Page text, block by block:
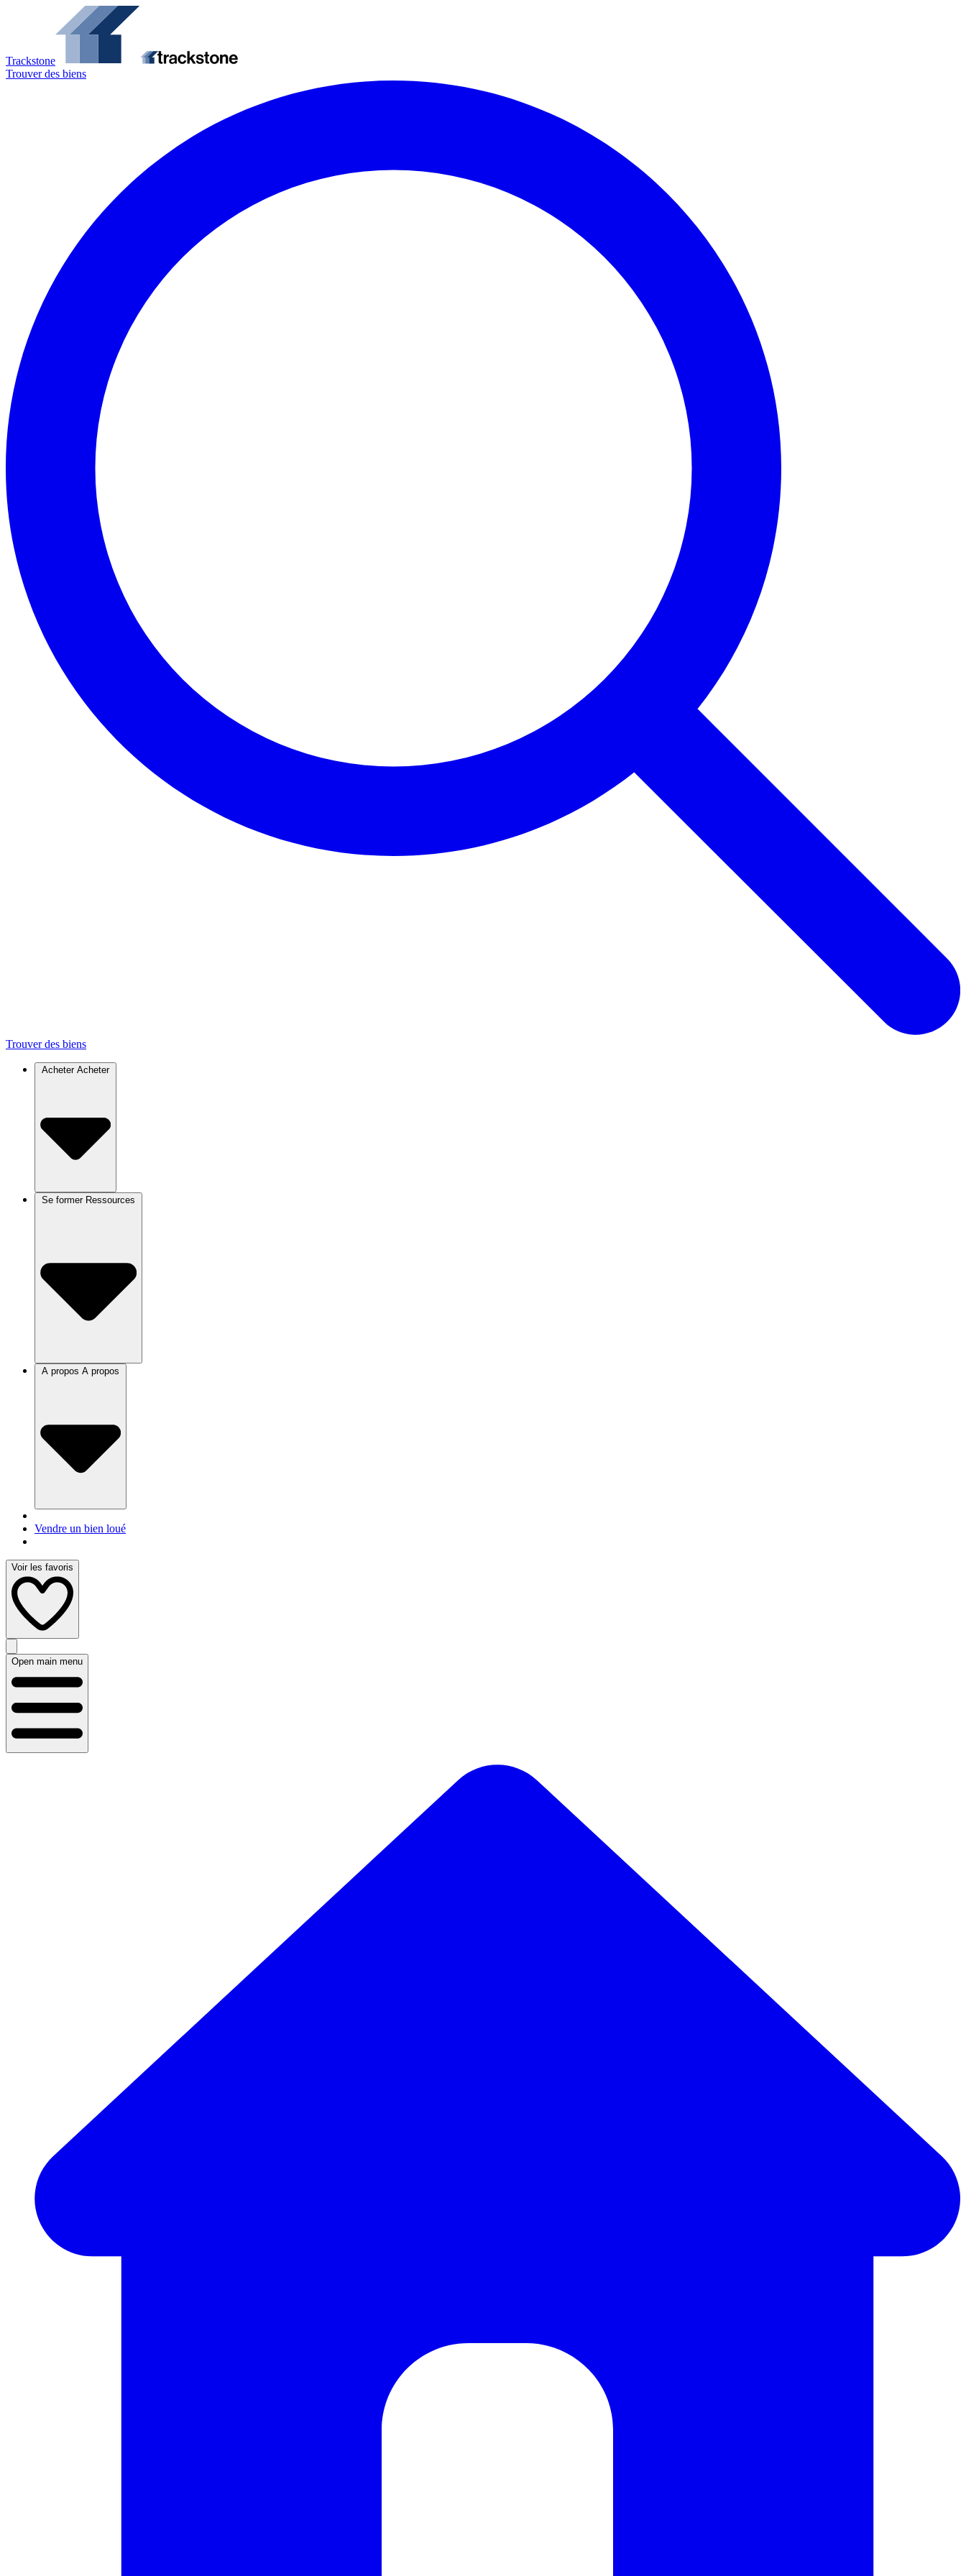
Trackstone
Trouver des biens
Trouver des biens
Acheter Acheter
Se former
A propos
Vendre un bien loué
Voir les favoris
Open main menu